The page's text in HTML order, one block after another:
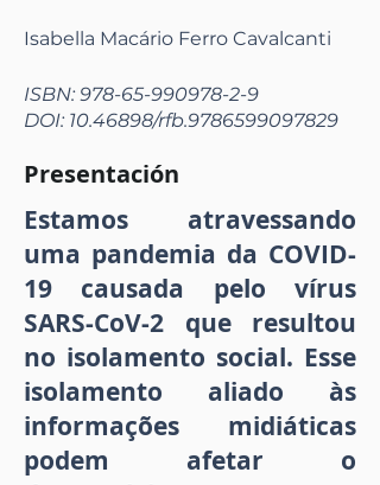
Isabella Macário Ferro Cavalcanti
ISBN:978-65-990978-2-9
DOI: 10.46898/rfb.9786599097829
Presentación
Estamos atravessando
uma pandemia da COVID-
19 causada pelo vírus
SARS-CoV-2 que resultou
no isolamento social. Esse
isolamento aliado às
informações midiáticas
podem afetar o